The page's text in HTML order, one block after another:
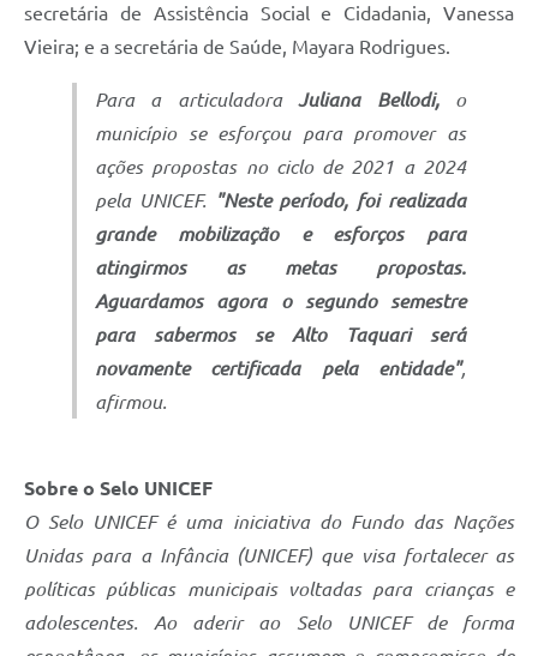
secretária de Assistência Social e Cidadania, Vanessa
Vieira; e a secretária de Saúde, Mayara Rodrigues.
Para a articuladora Juliana Bellodi,o
município se esforçou para promover as
ações propostas no ciclo de 2021 a 2024
pela UNICEF. "Neste período, foi realizada
grande mobilização e esforços para
atingirmos as metas propostas.
Aguardamos agora o segundo semestre
para sabermos se Alto Taquari será
novamente certificada pela entidade",
afirmou.
Sobre o Selo UNICEF
O Selo UNICEF é uma iniciativa do Fundo das Nações
Unidas para a Infância (UNICEF) que visa fortalecer as
políticas públicas municipais voltadas para crianças e
adolescentes. Ao aderir ao Selo UNICEF de forma